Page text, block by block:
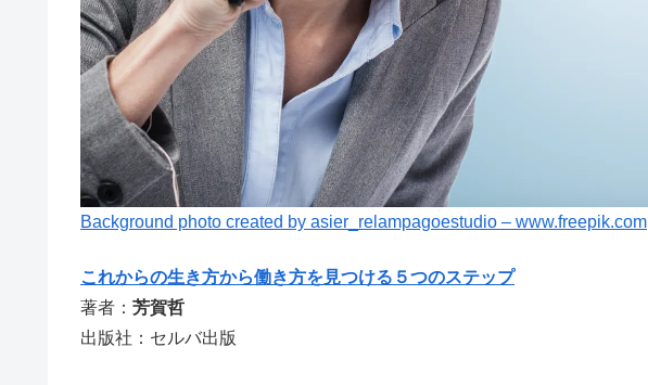
Background photo created by asier_relampagoestudio – www.freepik.com
これからの生き方から働き方を見つける５つのステップ
著者： 芳賀哲
出版社：セルバ出版